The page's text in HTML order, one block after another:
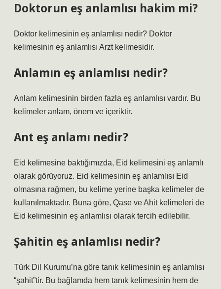
Doktorun eş anlamlısı hakim mi?
Doktor kelimesinin eş anlamlısı nedir? Doktor
kelimesinin eş anlamlısı Arzt kelimesidir.
Anlamın eş anlamlısı nedir?
Anlam kelimesinin birden fazla eş anlamlısı vardır. Bu
kelimeler anlam, önem ve içeriktir.
Ant eş anlamı nedir?
Eid kelimesine baktığımızda, Eid kelimesini eş anlamlı
olarak görüyoruz. Eid kelimesinin eş anlamlısı Eid
olmasına rağmen, bu kelime yerine başka kelimeler de
kullanılmaktadır. Buna göre, Qase ve Ahit kelimeleri de
Eid kelimesinin eş anlamlısı olarak tercih edilebilir.
Şahitin eş anlamlısı nedir?
Türk Dil Kurumu’na göre tanık kelimesinin eş anlamlısı
“şahit”tir. Bu bağlamda hem tanık kelimesinin hem de